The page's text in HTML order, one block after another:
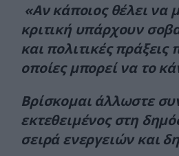
«Αν κάποιος θέλει να
κριτική υπάρχουν
και πολιτικές πράξεις
οποίες μπορεί να το
Βρίσκομαι άλλωστε
εκτεθειμένος στη
σειρά ενεργειών και